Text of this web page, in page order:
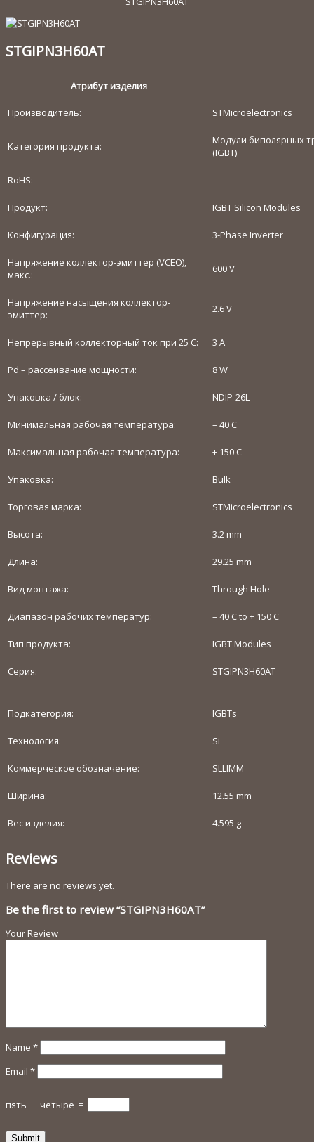
STGIPN3H60AT
Атрибут изделия
Производитель: STMicroelectronics
Категория продукта:
Модули биполярных
(IGBT)
RoHS:
Продукт: IGBT Silicon Modules
Конфигурация: 3-Phase Inverter
Напряжение коллектор-эмиттер (VCEO),
макс.:
600 V
Напряжение насыщения коллектор-
эмиттер:
2.6 V
Непрерывный коллекторный ток при 25 C: 3 A
Pd – рассеивание мощности: 8 W
Упаковка / блок: NDIP-26L
Минимальная рабочая температура: – 40 C
Максимальная рабочая температура: + 150 C
Упаковка: Bulk
Торговая марка: STMicroelectronics
Высота: 3.2 mm
Длина: 29.25 mm
Вид монтажа: Through Hole
Диапазон рабочих температур: – 40 C to + 150 C
Тип продукта: IGBT Modules
Серия: STGIPN3H60AT
Подкатегория: IGBTs
Технология: Si
Коммерческое обозначение: SLLIMM
Ширина: 12.55 mm
Вес изделия: 4.595 g
Reviews
There are no reviews yet.
Be the first to review “STGIPN3H60AT”
Your Review
Name *
Email *
пять − четыре =